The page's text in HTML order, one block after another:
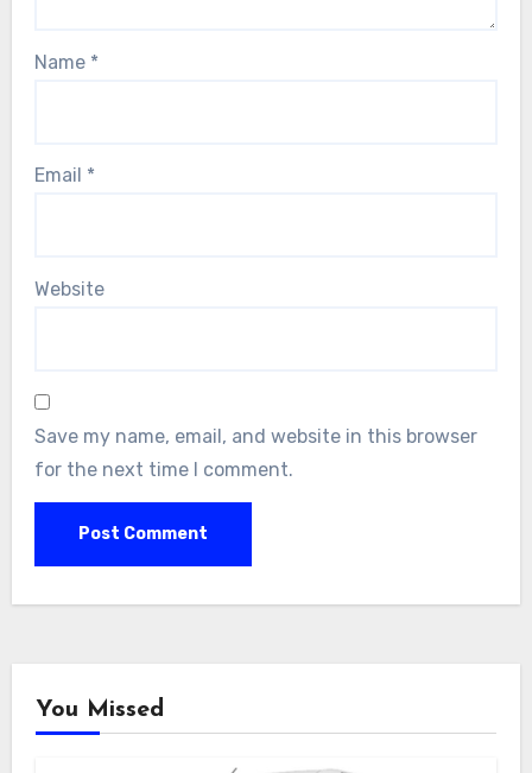
Name *
Email *
Website
Save my name, email, and website in this browser
for the next time I comment.
You Missed